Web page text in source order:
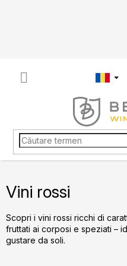
Vini rossi
Scopri i vini rossi ricchi di
fruttati ai corposi e speziati –
gustare da soli.